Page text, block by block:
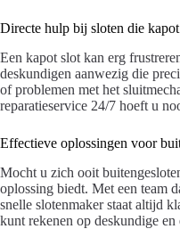
Directe hulp bij sloten die
Een kapot slot kan erg
deskundigen aanwezig die
of problemen met het
reparatieservice 24/7 hoeft u
Effectieve oplossingen voor
Mocht u zich ooit
oplossing biedt. Met een team
snelle slotenmaker staat altijd
kunt rekenen op deskundige